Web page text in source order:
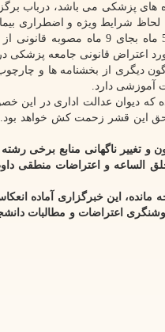
پزشکی می باشد، درباب
لحاظ شرایط ویژه و اضطراری
فشارهای شبانه روزی وارده به جامعه پزشکان، مبادرت به اعلام تاریخ آزمون به فاصله
اعتراض قانونی جامعه پزشکی
دیگری از بخشنامه ها و
آموزشی دارد.
که دیوان عدالت اداری در این
حق این قشر زحمت کش خواهد
و تغییر ناگهانی منابع برخی
و اعتراضات منطقی
مانده، این خبرگزاری آماده
اعتراضات و مطالبات